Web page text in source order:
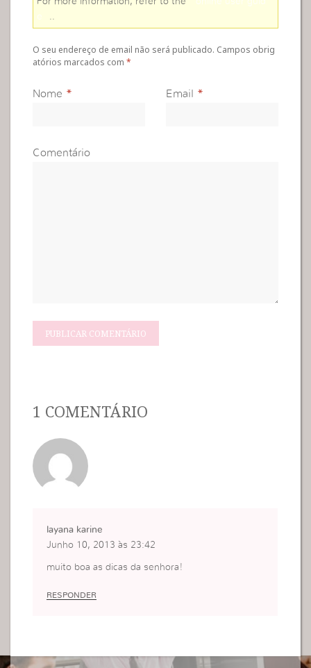
e
..
O seu endereço de email não será publicado. Campos obrig
atórios marcados com*
Nome * Email *
Comentário
1 COMENTÁRIO
layana karine
Junho 10, 2013 às 23:42
muito boa as dicas da senhora!
RESPONDER